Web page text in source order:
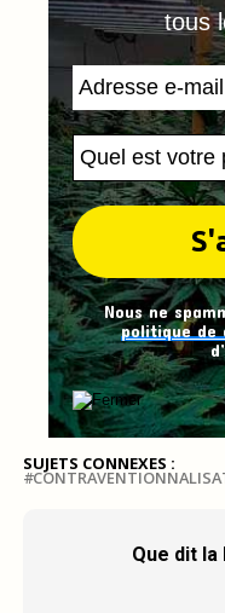
tous
Nous ne
politique de
SUJETS CONNEXES :
Que dit la